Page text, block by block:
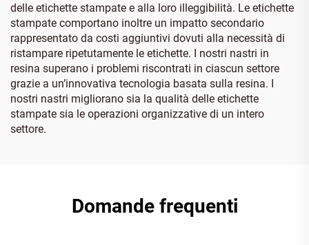
delle etichette stampate e alla loro illeggibilità. Le etichette
stampate comportano inoltre un impatto secondario
rappresentato da costi aggiuntivi dovuti alla necessità di
ristampare ripetutamente le etichette. I nostri nastri in
resina superano i problemi riscontrati in ciascun settore
grazie a un’innovativa tecnologia basata sulla resina. I
nostri nastri migliorano sia la qualità delle etichette
stampate sia le operazioni organizzative di un intero
settore.
Domande frequenti